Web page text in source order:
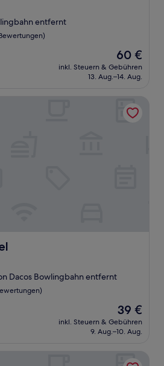
entfernt
Der
Preis
beträgt
60 €
inkl. Steuern & Gebühren
13. Aug.–14. Aug.
Dacos Bowlingbahn entfernt
Der
Preis
beträgt
39 €
inkl. Steuern & Gebühren
9. Aug.–10. Aug.